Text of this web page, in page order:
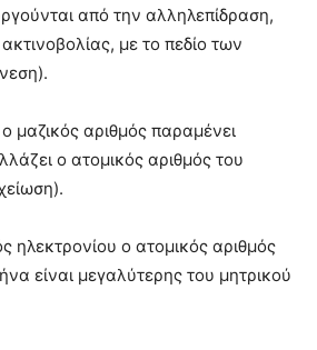
από την αλληλεπίδραση,
με το πεδίο των
μαζικός αριθμός παραμένει
ο ατομικός αριθμός του
ηλεκτρονίου ο ατομικός αριθμός
είναι μεγαλύτερης του μητρικού